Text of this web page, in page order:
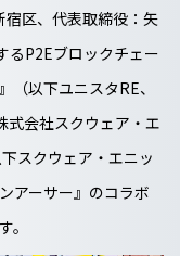
区、代表取締役：矢
るP2Eブロックチェー
（以下ユニスタRE、
式会社スクウェア・エ
スクウェア・エニッ
アーサー』のコラボ
。